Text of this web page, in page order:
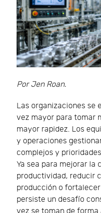
Por Jen Roan.
Las organizaciones se
vez mayor para tomar
mayor rapidez. Los
y operaciones
complejos y
Ya sea para mejorar la
productividad, reducir
producción o
persiste un desafío